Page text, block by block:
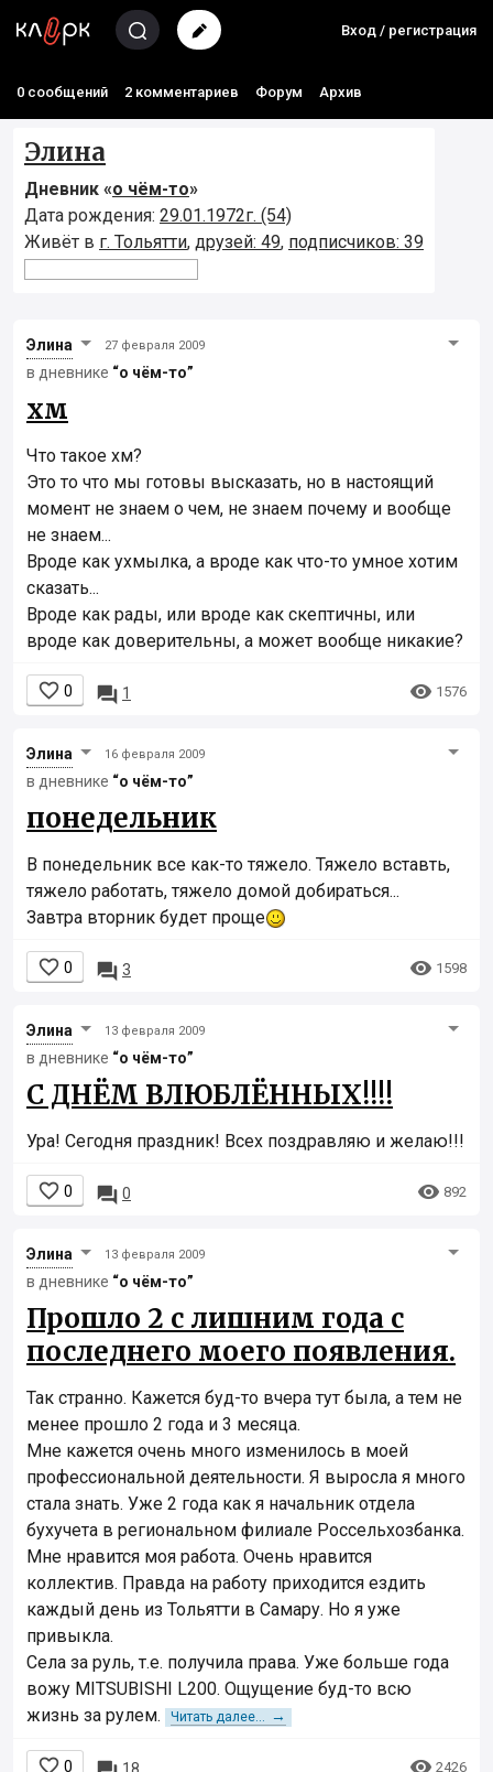
Вход / регистрация
0 сообщений 2 комментариев Форум Архив
Элинa
Дневник «о чём-то»
Дата рождения: 29.01.1972г. (54)
Живёт в г. Тольятти, друзей: 49, подписчиков: 39
Элинa 27 февраля 2009
в дневнике “о чём-то”
хм
Что такое хм?
Это то что мы готовы высказать, но в настоящий
момент не знаем о чем, не знаем почему и вообще
не знаем...
Вроде как ухмылка, а вроде как что-то умное хотим
сказать...
Вроде как рады, или вроде как скептичны, или
вроде как доверительны, а может вообще никакие?
 0  1  1576
Элинa 16 февраля 2009
в дневнике “о чём-то”
понедельник
В понедельник все как-то тяжело. Тяжело вставть,
тяжело работать, тяжело домой добираться...
Завтра вторник будет проще
 0  3  1598
Элинa 13 февраля 2009
в дневнике “о чём-то”
С ДНЁМ ВЛЮБЛЁННЫХ!!!!
Ура! Сегодня праздник! Всех поздравляю и желаю!!!
 0  0  892
Элинa 13 февраля 2009
в дневнике “о чём-то”
Прошло 2 с лишним года с
последнего моего появления.
Так странно. Кажется буд-то вчера тут была, а тем не
менее прошло 2 года и 3 месяца.
Мне кажется очень много изменилось в моей
профессиональной деятельности. Я выросла я много
стала знать. Уже 2 года как я начальник отдела
бухучета в региональном филиале Россельхозбанка.
Мне нравится моя работа. Очень нравится
коллектив. Правда на работу приходится ездить
каждый день из Тольятти в Самару. Но я уже
привыкла.
Села за руль, т.е. получила права. Уже больше года
вожу MITSUBISHI L200. Ощущение буд-то всю
жизнь за рулем.
Читать далее... →
 0  2426